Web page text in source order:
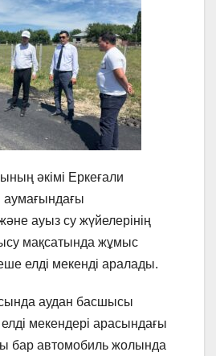
әкімі Еркеғали
аумағындағы
ауыз су жүйелерінің
мақсатында жұмыс
елді мекенді аралады.
аудан басшысы
мекендері арасындағы
бар автомобиль жолында